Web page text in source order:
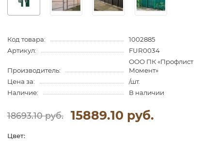
Код товара:
1002885
Артикул:
FUR0034
Производитель:
ООО ПК «Профлист
Момент»
Цена за:
/шт.
Наличие:
В наличии
18693.10 руб. 15889.10 руб.
Цвет: